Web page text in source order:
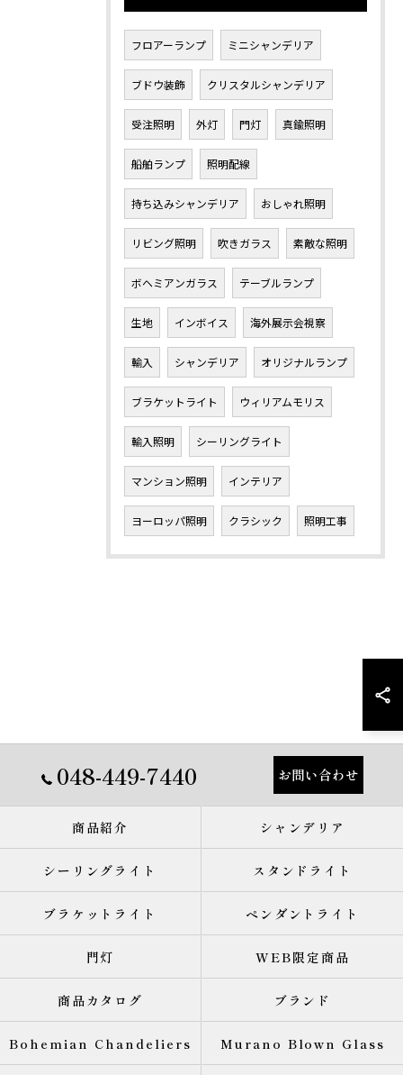
フロアーランプ ミニシャンデリア
ブドウ装飾 クリスタルシャンデリア
受注照明 外灯 門灯 真鍮照明
船舶ランプ 照明配線
持ち込みシャンデリア おしゃれ照明
リビング照明 吹きガラス 素敵な照明
ボヘミアンガラス テーブルランプ
生地 インボイス 海外展示会視察
輸入 シャンデリア オリジナルランプ
ブラケットライト ウィリアムモリス
輸入照明 シーリングライト
マンション照明 インテリア
ヨーロッパ照明 クラシック 照明工事
048-449-7440 お問い合わせ
商品紹介 シャンデリア
シーリングライト スタンドライト
ブラケットライト ペンダントライト
門灯 WEB限定商品
商品カタログ ブランド
Bohemian Chandeliers Murano Blown Glass